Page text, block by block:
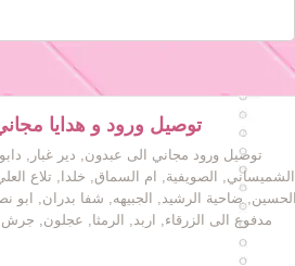
توصيل ورود و هدايا
توصيل ورود مجاني الى عبدون, دير غبار,
الشميساني, الصويفية, ام السماق, خلدا, تلاع
ضاحية الرشيد, الجبيهه, شفا بدران, ابو
مدفوع الى الزرقاء, اربد, الرمثا, عجلون,